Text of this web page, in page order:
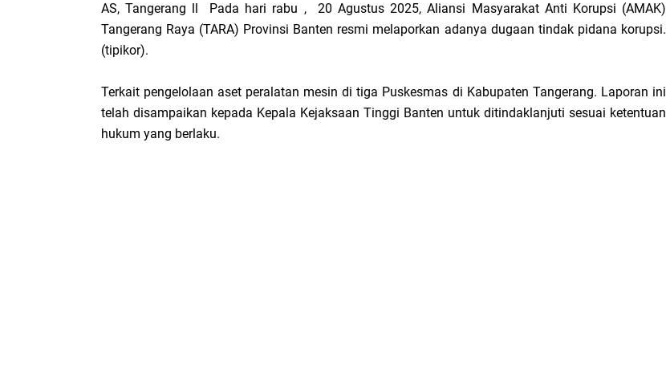
AS, Tangerang ll Pada hari rabu , 20 Agustus 2025, Aliansi Masyarakat Anti Korupsi (AMAK)
Tangerang Raya (TARA) Provinsi Banten resmi melaporkan adanya dugaan tindak pidana korupsi.
(tipikor).
Terkait pengelolaan aset peralatan mesin di tiga Puskesmas di Kabupaten Tangerang. Laporan ini
telah disampaikan kepada Kepala Kejaksaan Tinggi Banten untuk ditindaklanjuti sesuai ketentuan
hukum yang berlaku.